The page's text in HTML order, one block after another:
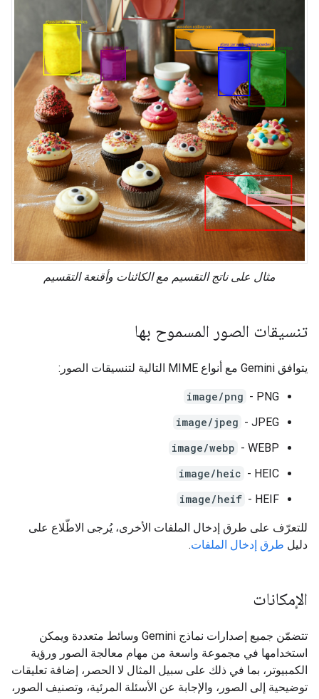
مثال على ناتج التقسيم مع الكائنات وأقنعة التقسيم
تنسيقات الصور المسموح بها
يتوافق Gemini مع أنواع MIME التالية لتنسيقات الصور:
‫PNG -
image/png
JPEG -
image/jpeg
WEBP -
image/webp
HEIC -
image/heic
HEIF -
image/heif
للتعرّف على طرق إدخال الملفات الأخرى، يُرجى الاطّلاع على
دليل طرق إدخال الملفات.
الإمكانات
تتضمّن جميع إصدارات نماذج Gemini وسائط متعددة ويمكن
استخدامها في مجموعة واسعة من مهام معالجة الصور ورؤية
الكمبيوتر، بما في ذلك على سبيل المثال لا الحصر، إضافة تعليقات
توضيحية إلى الصور، والإجابة عن الأسئلة المرئية، وتصنيف الصور،